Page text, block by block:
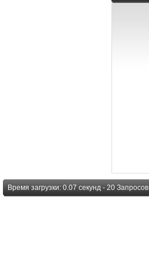
Время загрузки: 0.07 секунд - 20 Запросов